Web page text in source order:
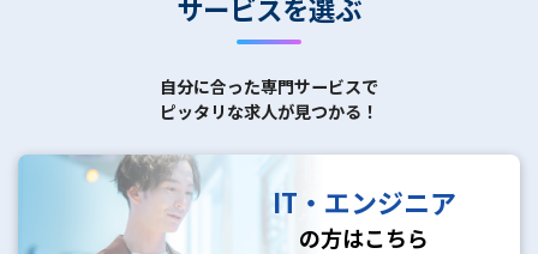
サービスを選ぶ
自分に合った専門サービスで
ピッタリな求人が見つかる！
IT・エンジニア
の方はこちら